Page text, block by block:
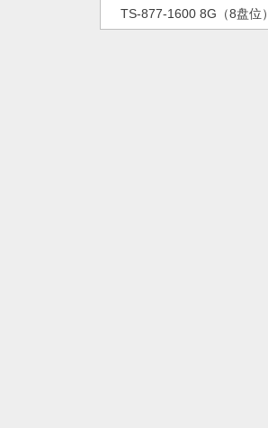
TS-877-1600 8G（8盘位）